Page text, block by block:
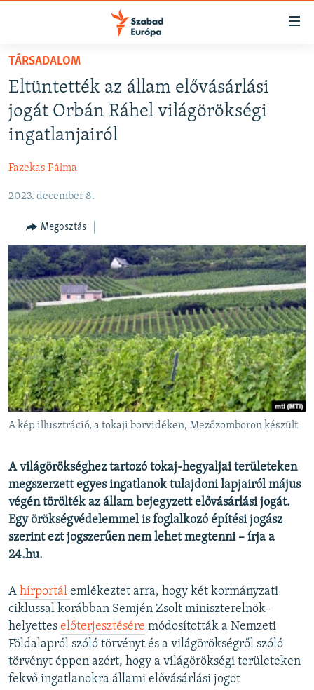
Akadálymentes
Ugrás
fő
oldalra
Ugrás
tartalomjegyzékre
NAPIRENDEN
AKTUÁLIS
PODCASTOK
ELEMZŐ
NER15
SZABADON
TÁRSADALOM
DEMOKRÁCIA
A PÉNZ NYOMÁBAN
EURÓPAI UNIÓ
VILÁG
KLÍMAVÁLTOZÁS
A MÚLT TANULSÁGAI
Valamennyi RFE/RL weboldal
TÁRSADALOM
Eltüntették az állam elővásárlási
jogát Orbán Ráhel világörökségi
ingatlanjairól
Fazekas Pálma
2023. december 8.
Megosztás
A kép illusztráció, a tokaji borvidéken, Mezőzomboron készült
A világörökséghez tartozó tokaj-hegyaljai területeken
megszerzett egyes ingatlanok tulajdoni lapjairól május
végén törölték az állam bejegyzett elővásárlási jogát.
Egy örökségvédelemmel is foglalkozó építési jogász
szerint ezt jogszerűen nem lehet megtenni – írja a
24.hu.
A hírportál emlékeztet arra, hogy két kormányzati
ciklussal korábban Semjén Zsolt miniszterelnök-
helyettes előterjesztésére módosították a Nemzeti
Földalapról szóló törvényt és a világörökségről szóló
törvényt éppen azért, hogy a világörökségi területeken
fekvő ingatlanokra állami elővásárlási jogot
FELIRATKOZÁS